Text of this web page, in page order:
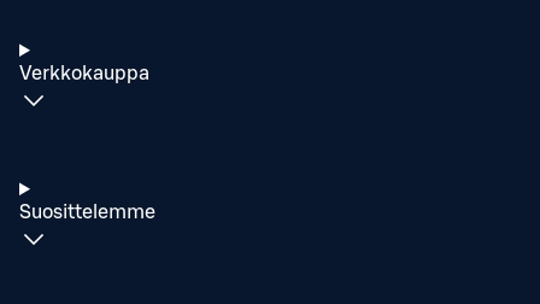
Verkkokauppa
Suosittelemme